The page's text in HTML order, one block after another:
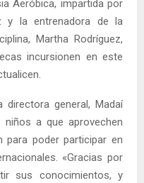
Aeróbica, impartida por
y la entrenadora de la
Martha Rodríguez,
incursionen en este
directora general, Madaí
a que aprovechen
poder participar en
«Gracias por
sus conocimientos, y